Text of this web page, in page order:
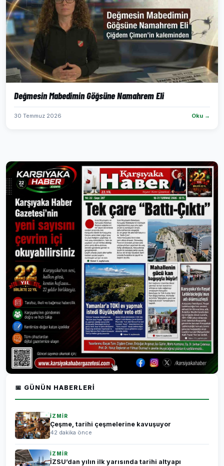
Değmesin Mabedimin Göğsüne Namahrem Eli
30 Temmuz 2026 Oku →
📅 GÜNÜN HABERLERI
İZMİR
Çeşme, tarihi çeşmelerine kavuşuyor
42 dakika önce
İZMİR
İZSU’dan yılın ilk yarısında tarihi altyapı